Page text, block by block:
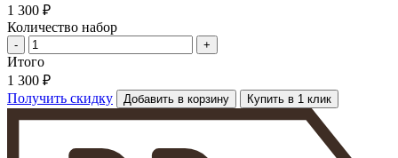
1 300 ₽
Количество набор
- +
Итого
1 300 ₽
Получить скидку
Добавить в корзину Купить в 1 клик